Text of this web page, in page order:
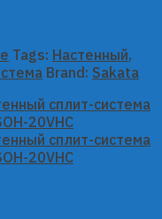
Tags: Настенный,
Brand: Sakata